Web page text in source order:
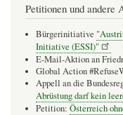
Petitionen und andere
Bürgerinitiative
Initiative (ESSI)"
E-Mail-Aktion an
Global Action
Appell an die
Abrüstung darf kein
Petition: Österreich